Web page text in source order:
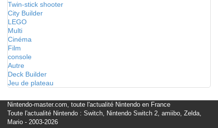
Twin-stick shooter
City Builder
LEGO
Multi
Cinéma
Film
console
Autre
Deck Builder
Jeu de plateau
Nintendo-master.com, toute l'actualité Nintendo en France
Toute l'actualité Nintendo : Switch, Nintendo Switch 2, amiibo, Zelda,
Mario - 2003-2026